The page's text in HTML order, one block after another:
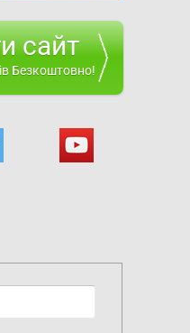
сайт
Безкоштовно!